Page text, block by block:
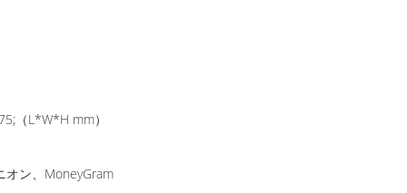
（L*W*H mm）
オン、MoneyGram